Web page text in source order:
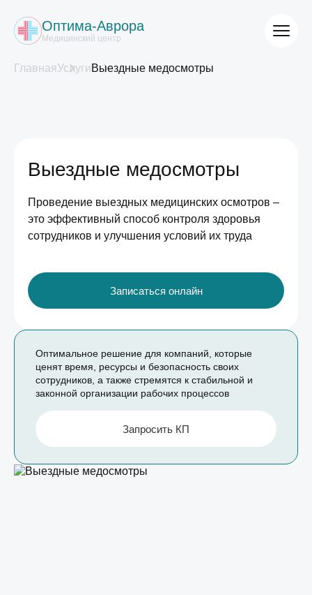
Оптима-Аврора
Медицинский центр
ГлавнаяУслугиВыездные медосмотры
Выездные медосмотры
Проведение выездных медицинских осмотров –
это эффективный способ контроля здоровья
сотрудников и улучшения условий их труда
Записаться онлайн
Оптимальное решение для компаний, которые
ценят время, ресурсы и безопасность своих
сотрудников, а также стремятся к стабильной и
законной организации рабочих процессов
Запросить КП